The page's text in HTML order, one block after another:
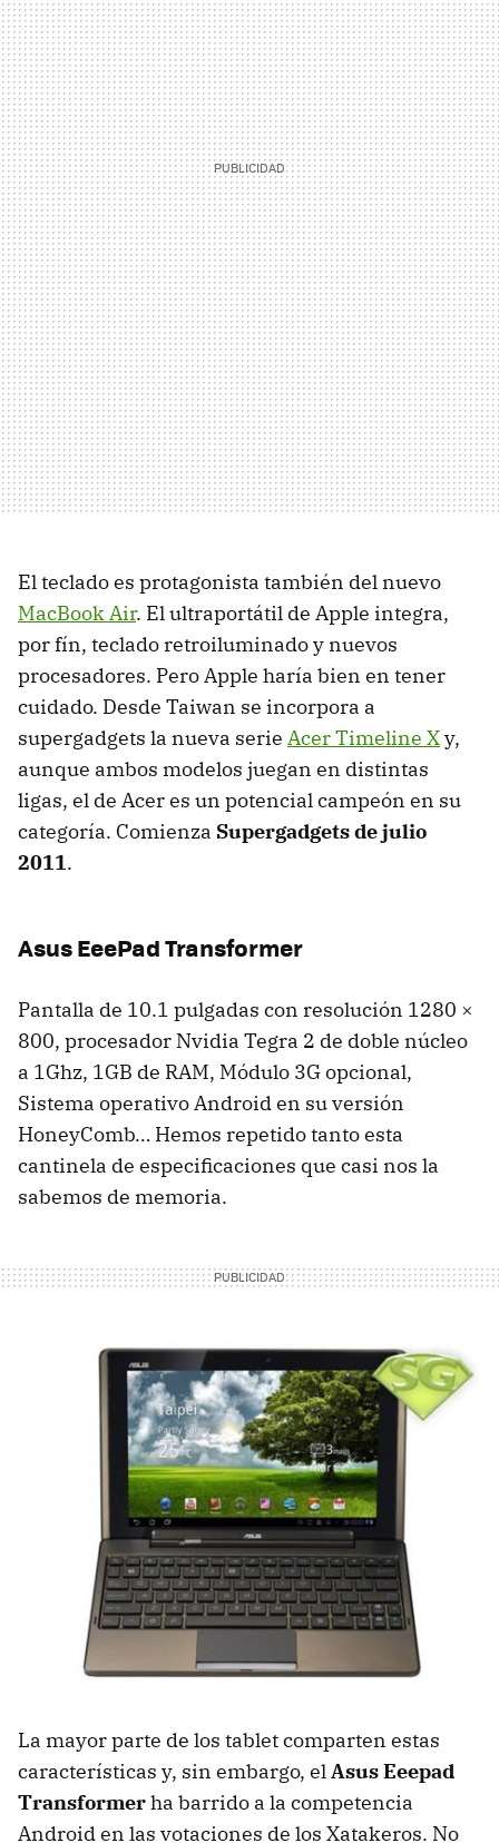
El teclado es protagonista también del nuevo
MacBook Air. El ultraportátil de Apple integra,
por fín, teclado retroiluminado y nuevos
procesadores. Pero Apple haría bien en tener
cuidado. Desde Taiwan se incorpora a
supergadgets la nueva serie Acer Timeline Xy,
aunque ambos modelos juegan en distintas
ligas, el de Acer es un potencial campeón en su
categoría. Comienza Supergadgets de julio
2011.
Asus EeePad Transformer
Pantalla de 10.1 pulgadas con resolución 1280 ×
800, procesador Nvidia Tegra 2 de doble núcleo
a 1Ghz, 1GB de RAM, Módulo 3G opcional,
Sistema operativo Android en su versión
HoneyComb… Hemos repetido tanto esta
cantinela de especificaciones que casi nos la
sabemos de memoria.
La mayor parte de los tablet comparten estas
características y, sin embargo, elAsus Eeepad
Transformerha barrido a la competencia
Android en las votaciones de los Xatakeros. No